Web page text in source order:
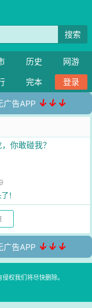
搜索
历史
网游
完本 登录
广告APP ↓↓↓
你敢碰我？
！
广告APP ↓↓↓
权我们将尽快删除。